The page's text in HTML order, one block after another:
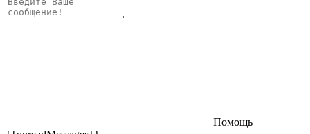
Помощь